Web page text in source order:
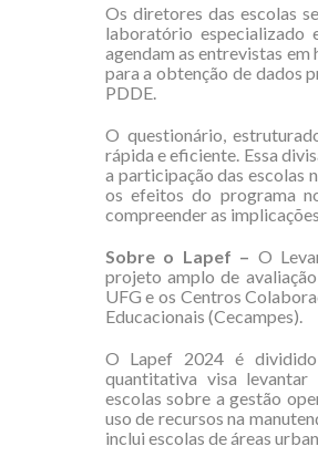
Os diretores das escolas
laboratório especializado
agendam as entrevistas
para a obtenção de dados
PDDE.
O questionário,
rápida e eficiente. Essa
a participação das escolas
os efeitos do programa
compreender as
Sobre o Lapef – O
projeto amplo de
UFG e os Centros
Educacionais (Cecampes).
O Lapef 2024 é
quantitativa visa
escolas sobre a gestão
uso de recursos na
inclui escolas de áreas